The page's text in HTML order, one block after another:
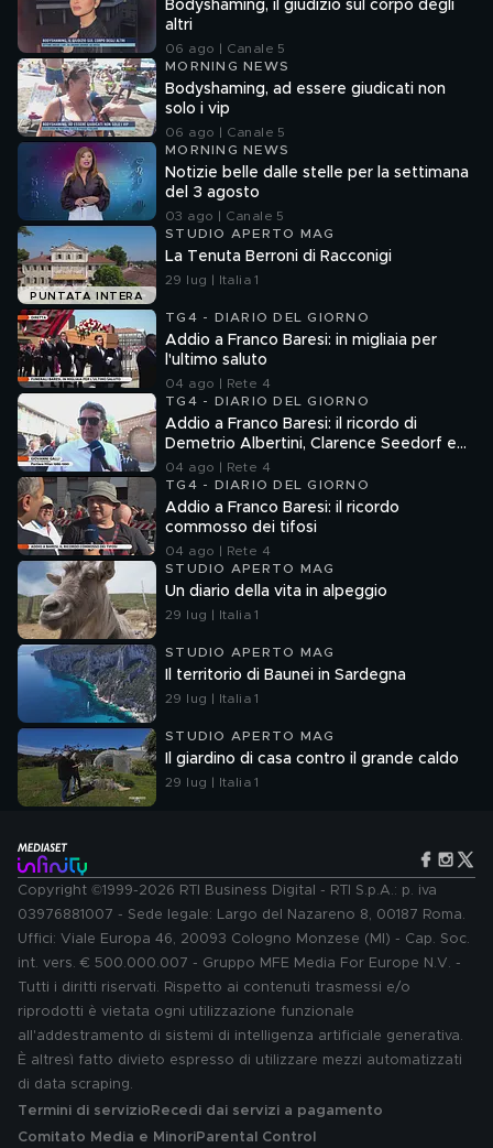
Bodyshaming, il giudizio sul corpo degli
altri
06 ago | Canale 5
MORNING NEWS
Bodyshaming, ad essere giudicati non
solo i vip
06 ago | Canale 5
MORNING NEWS
Notizie belle dalle stelle per la settimana
del 3 agosto
03 ago | Canale 5
PUNTATA INTERA
STUDIO APERTO MAG
La Tenuta Berroni di Racconigi
29 lug | Italia 1
TG4 - DIARIO DEL GIORNO
Addio a Franco Baresi: in migliaia per
l'ultimo saluto
04 ago | Rete 4
TG4 - DIARIO DEL GIORNO
Addio a Franco Baresi: il ricordo di
Demetrio Albertini, Clarence Seedorf e
Giovanni Galli
04 ago | Rete 4
TG4 - DIARIO DEL GIORNO
Addio a Franco Baresi: il ricordo
commosso dei tifosi
04 ago | Rete 4
STUDIO APERTO MAG
Un diario della vita in alpeggio
29 lug | Italia 1
STUDIO APERTO MAG
Il territorio di Baunei in Sardegna
29 lug | Italia 1
STUDIO APERTO MAG
Il giardino di casa contro il grande caldo
29 lug | Italia 1
Copyright ©1999-2026 RTI Business Digital - RTI S.p.A.: p. iva
03976881007 - Sede legale: Largo del Nazareno 8, 00187 Roma.
Uffici: Viale Europa 46, 20093 Cologno Monzese (MI) - Cap. Soc.
int. vers. € 500.000.007 - Gruppo MFE Media For Europe N.V. -
Tutti i diritti riservati. Rispetto ai contenuti trasmessi e/o
riprodotti è vietata ogni utilizzazione funzionale
all'addestramento di sistemi di intelligenza artificiale generativa.
È altresì fatto divieto espresso di utilizzare mezzi automatizzati
di data scraping.
Termini di servizio Recedi dai servizi a pagamento
Comitato Media e MinoriParental Control